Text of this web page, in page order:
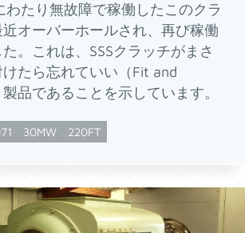
わたり無故障で稼働したこのクラ
近オーバーホールされ、再び稼働
。これは、SSSクラッチがまさ
たら忘れていい（Fit and
品であることを示しています。
30MW 220FT